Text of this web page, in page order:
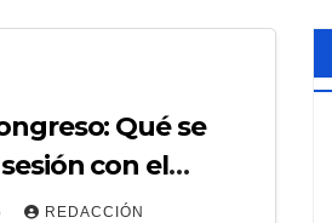
Qué se
con el
de Tierras y las
REDACCIÓN